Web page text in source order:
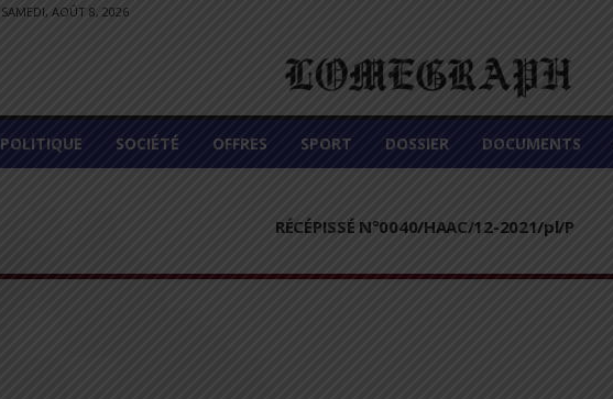
SAMEDI, AOÛT 8, 2026
POLITIQUE SOCIÉTÉ OFFRES SPORT DOSSIER DOCUMENTS
RÉCÉPISSÉ N°0040/HAAC/12-2021/pl/P